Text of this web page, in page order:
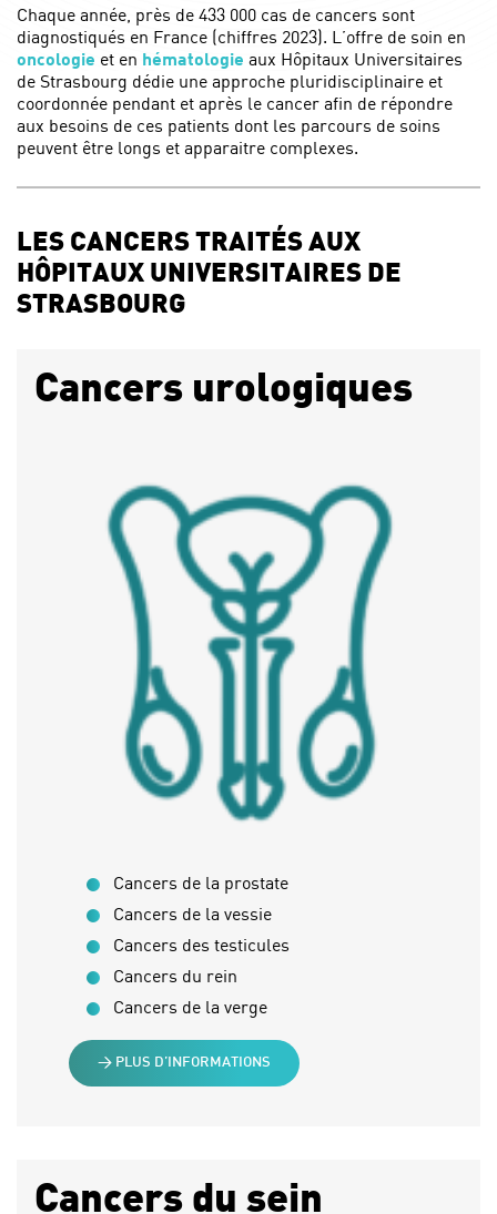
Chaque année, près de 433 000 cas de cancers sont
diagnostiqués en France (chiffres 2023). L’offre de soin en
oncologie et en hématologie aux Hôpitaux Universitaires
de Strasbourg dédie une approche pluridisciplinaire et
coordonnée pendant et après le cancer afin de répondre
aux besoins de ces patients dont les parcours de soins
peuvent être longs et apparaitre complexes.
LES CANCERS TRAITÉS AUX
HÔPITAUX UNIVERSITAIRES DE
STRASBOURG
Cancers urologiques
Cancers de la prostate
Cancers de la vessie
Cancers des testicules
Cancers du rein
Cancers de la verge
> PLUS D’INFORMATIONS
Cancers du sein